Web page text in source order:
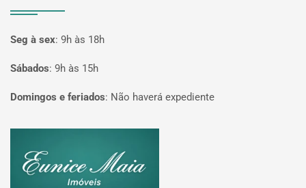
Seg à sex: 9h às 18h
Sábados: 9h às 15h
Domingos e feriados: Não haverá expediente